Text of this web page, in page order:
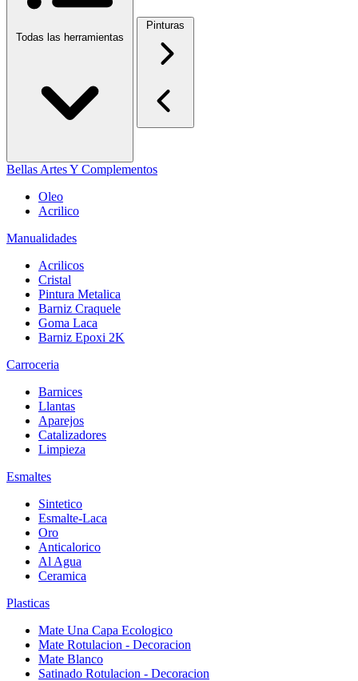
Todas las herramientas
Pinturas
Bellas Artes Y Complementos
Oleo
Acrilico
Manualidades
Acrilicos
Cristal
Pintura Metalica
Barniz Craquele
Goma Laca
Barniz Epoxi 2K
Carroceria
Barnices
Llantas
Aparejos
Catalizadores
Limpieza
Esmaltes
Sintetico
Esmalte-Laca
Oro
Anticalorico
Al Agua
Ceramica
Plasticas
Mate Una Capa Ecologico
Mate Rotulacion - Decoracion
Mate Blanco
Satinado Rotulacion - Decoracion